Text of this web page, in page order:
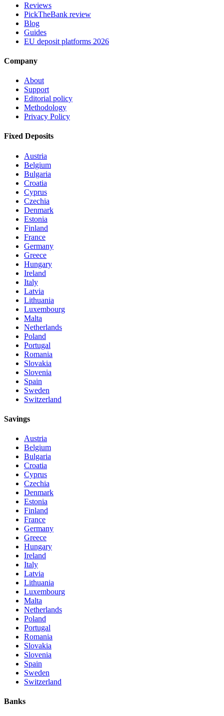
Reviews
PickTheBank review
Blog
Guides
EU deposit platforms 2026
Company
About
Support
Editorial policy
Methodology
Privacy Policy
Fixed Deposits
Austria
Belgium
Bulgaria
Croatia
Cyprus
Czechia
Denmark
Estonia
Finland
France
Germany
Greece
Hungary
Ireland
Italy
Latvia
Lithuania
Luxembourg
Malta
Netherlands
Poland
Portugal
Romania
Slovakia
Slovenia
Spain
Sweden
Switzerland
Savings
Austria
Belgium
Bulgaria
Croatia
Cyprus
Czechia
Denmark
Estonia
Finland
France
Germany
Greece
Hungary
Ireland
Italy
Latvia
Lithuania
Luxembourg
Malta
Netherlands
Poland
Portugal
Romania
Slovakia
Slovenia
Spain
Sweden
Switzerland
Banks